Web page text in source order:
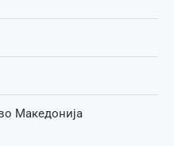
Македонија